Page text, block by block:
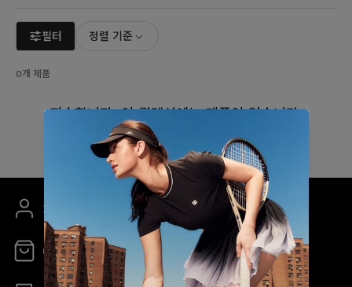
필터 정렬 기준
0개 제품
죄송합니다. 이 컬렉션에는 제품이 없습니다.
회원 가입 시 5% 할인 쿠폰 증정
매장 안내